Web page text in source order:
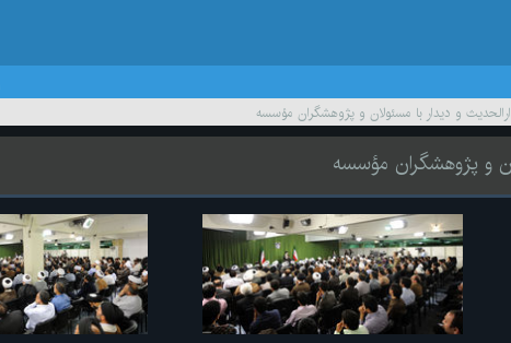
و دیدار با مسئولان و پژوهشگران مؤسسه
و پژوهشگران مؤسسه